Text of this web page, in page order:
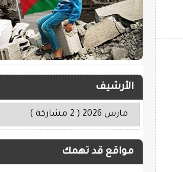
الأرشيف
مواقع قد تهمك